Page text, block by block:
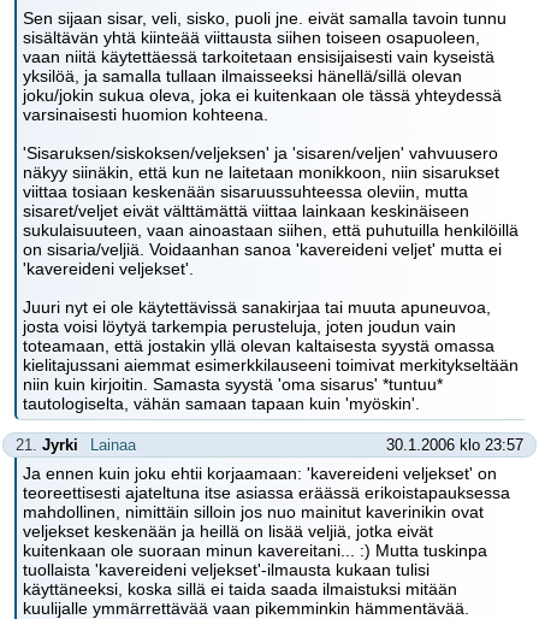
Sen sijaan sisar, veli, sisko, puoli jne. eivät samalla tavoin tunnu
sisältävän yhtä kiinteää viittausta siihen toiseen osapuoleen,
vaan niitä käytettäessä tarkoitetaan ensisijaisesti vain kyseistä
yksilöä, ja samalla tullaan ilmaisseeksi hänellä/sillä olevan
joku/jokin sukua oleva, joka ei kuitenkaan ole tässä yhteydessä
varsinaisesti huomion kohteena.
'Sisaruksen/siskoksen/veljeksen' ja 'sisaren/veljen' vahvuusero
näkyy siinäkin, että kun ne laitetaan monikkoon, niin sisarukset
viittaa tosiaan keskenään sisaruussuhteessa oleviin, mutta
sisaret/veljet eivät välttämättä viittaa lainkaan keskinäiseen
sukulaisuuteen, vaan ainoastaan siihen, että puhutuilla henkilöillä
on sisaria/veljiä. Voidaanhan sanoa 'kavereideni veljet' mutta ei
'kavereideni veljekset'.
Juuri nyt ei ole käytettävissä sanakirjaa tai muuta apuneuvoa,
josta voisi löytyä tarkempia perusteluja, joten joudun vain
toteamaan, että jostakin yllä olevan kaltaisesta syystä omassa
kielitajussani aiemmat esimerkkilauseeni toimivat merkitykseltään
niin kuin kirjoitin. Samasta syystä 'oma sisarus' *tuntuu*
tautologiselta, vähän samaan tapaan kuin 'myöskin'.
21. Jyrki Lainaa 30.1.2006 klo 23:57
Ja ennen kuin joku ehtii korjaamaan: 'kavereideni veljekset' on
teoreettisesti ajateltuna itse asiassa eräässä erikoistapauksessa
mahdollinen, nimittäin silloin jos nuo mainitut kaverinikin ovat
veljekset keskenään ja heillä on lisää veljiä, jotka eivät
kuitenkaan ole suoraan minun kavereitani... :) Mutta tuskinpa
tuollaista 'kavereideni veljekset'-ilmausta kukaan tulisi
käyttäneeksi, koska sillä ei taida saada ilmaistuksi mitään
kuulijalle ymmärrettävää vaan pikemminkin hämmentävää.